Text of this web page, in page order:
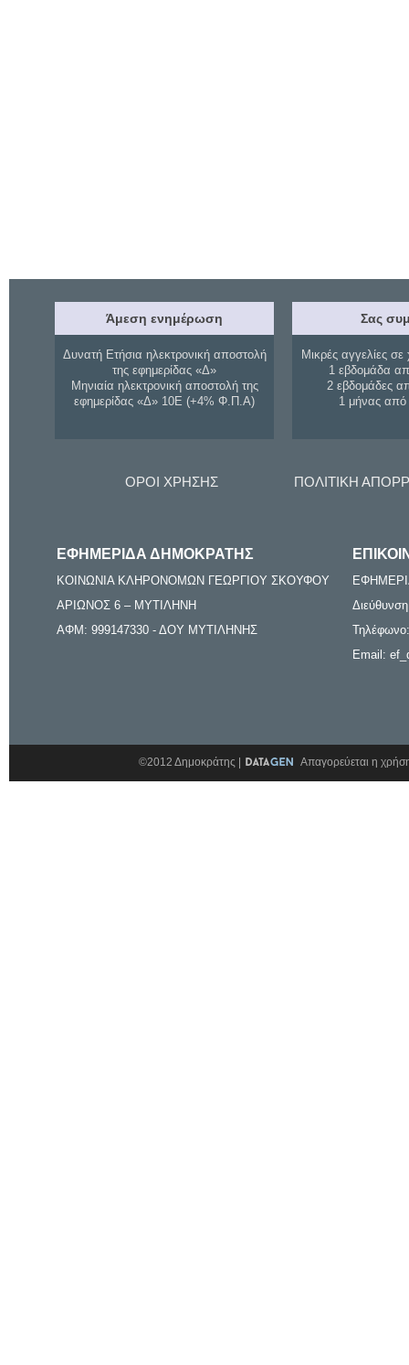
Άμεση ενημέρωση
Δυνατή Ετήσια ηλεκτρονική αποστολή
της εφημερίδας «Δ»
Μηνιαία ηλεκτρονική αποστολή της
εφημερίδας «Δ» 10Ε (+4% Φ.Π.Α)
Σας
Μικρές αγγελίες σε
1 εβδομάδα
2 εβδομάδες
1 μήνας
ΟΡΟΙ ΧΡΗΣΗΣ ΠΟΛΙΤΙΚΗ
ΕΦΗΜΕΡΙΔΑ ΔΗΜΟΚΡΑΤΗΣ
ΚΟΙΝΩΝΙΑ ΚΛΗΡΟΝΟΜΩΝ ΓΕΩΡΓΙΟΥ ΣΚΟΥΦΟΥ
ΑΡΙΩΝΟΣ 6 – ΜΥΤΙΛΗΝΗ
ΑΦΜ: 999147330 - ΔΟΥ ΜΥΤΙΛΗΝΗΣ
Email:
©2012 Δημοκράτης | Απαγορεύεται η